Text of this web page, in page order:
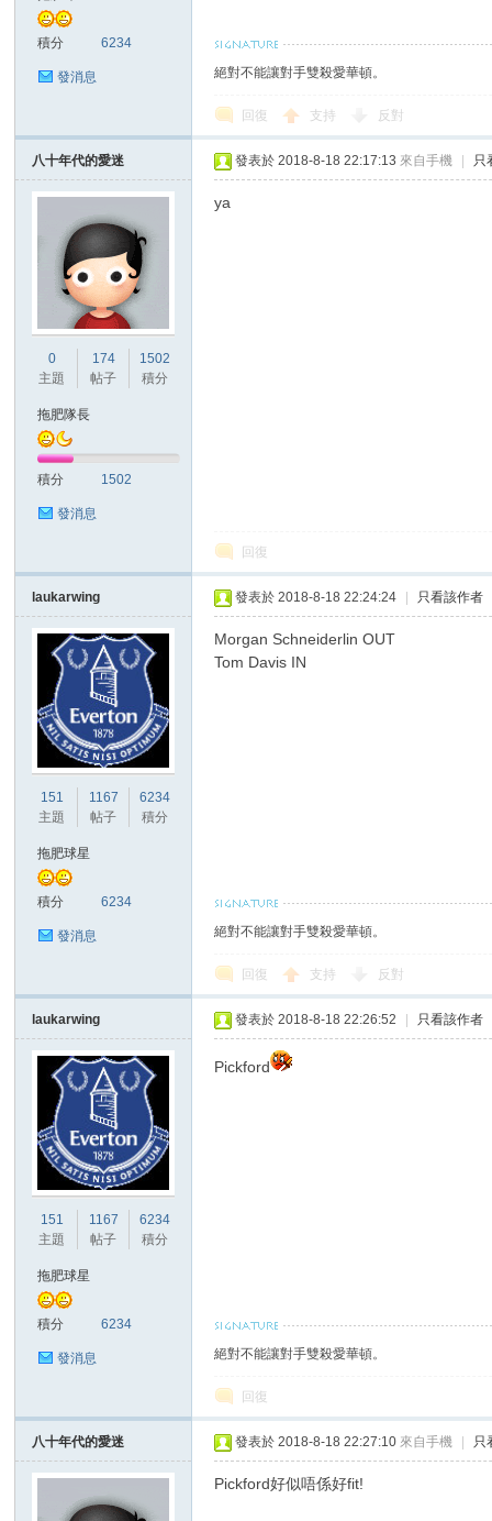
區
積分 6234
發消息 絕對不能讓對手雙殺愛華頓。
回復 支持 反對
八十年代的愛迷
0
主題
174
帖子
1502
積分
拖肥隊長
積分 1502
發消息
發表於 2018-8-18 22:17:13 來自手機 只
ya
回復
laukarwing
151
主題
1167
帖子
6234
積分
拖肥球星
積分 6234
發消息
發表於 2018-8-18 22:24:24 只看該作者
Morgan Schneiderlin OUT
Tom Davis IN
絕對不能讓對手雙殺愛華頓。
回復 支持 反對
laukarwing
151
主題
1167
帖子
6234
積分
拖肥球星
積分 6234
發消息
發表於 2018-8-18 22:26:52 只看該作者
Pickford
絕對不能讓對手雙殺愛華頓。
回復
八十年代的愛迷 發表於 2018-8-18 22:27:10 來自手機 只
Pickford好似唔係好fit!